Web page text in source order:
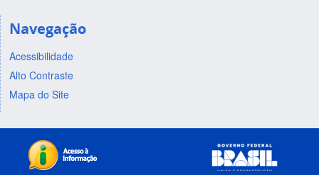
Navegação
Acessibilidade
Alto Contraste
Mapa do Site